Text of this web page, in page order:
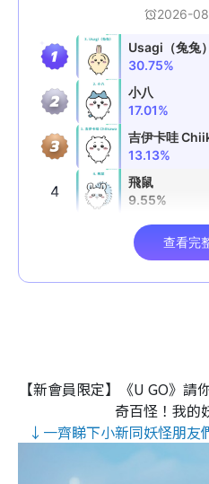
【新會員限定】《U GO》
奇百怪！我的
↓一齊睇下小新同妖怪朋友